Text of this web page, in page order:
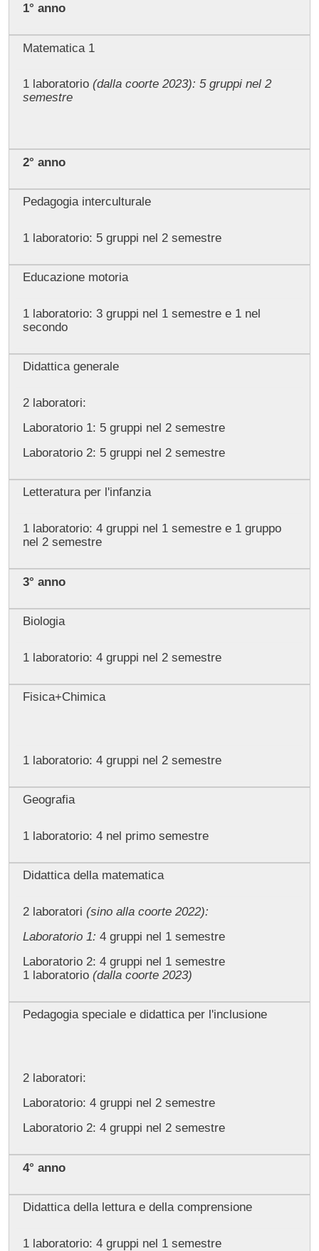
1° anno
Matematica 1
1 laboratorio (dalla coorte 2023): 5 gruppi nel 2
semestre
2° anno
Pedagogia interculturale
1 laboratorio: 5 gruppi nel 2 semestre
Educazione motoria
1 laboratorio: 3 gruppi nel 1 semestre e 1 nel
secondo
Didattica generale
2 laboratori:
Laboratorio 1: 5 gruppi nel 2 semestre
Laboratorio 2: 5 gruppi nel 2 semestre
Letteratura per l'infanzia
1 laboratorio: 4 gruppi nel 1 semestre e 1 gruppo
nel 2 semestre
3° anno
Biologia
1 laboratorio: 4 gruppi nel 2 semestre
Fisica+Chimica
1 laboratorio: 4 gruppi nel 2 semestre
Geografia
1 laboratorio: 4 nel primo semestre
Didattica della matematica
2 laboratori (sino alla coorte 2022):
Laboratorio 1: 4 gruppi nel 1 semestre
Laboratorio 2: 4 gruppi nel 1 semestre
1 laboratorio (dalla coorte 2023)
Pedagogia speciale e didattica per l'inclusione
2 laboratori:
Laboratorio: 4 gruppi nel 2 semestre
Laboratorio 2: 4 gruppi nel 2 semestre
4° anno
Didattica della lettura e della comprensione
1 laboratorio: 4 gruppi nel 1 semestre